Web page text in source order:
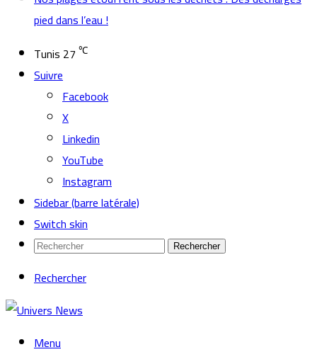
pied dans l’eau !
Tunis 27 ℃
Suivre
Facebook
X
Linkedin
YouTube
Instagram
Sidebar (barre latérale)
Switch skin
Rechercher
Rechercher
Menu